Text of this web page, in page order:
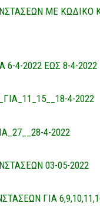
ΜΕ ΚΩΔΙΚΟ
6-4-2022 ΕΩΣ 8-4-2022
4-2022
4-2022
03-05-2022
ΓΙΑ